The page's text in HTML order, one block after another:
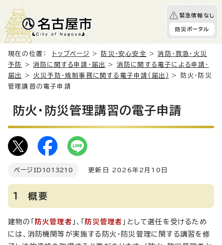
緊急情報なし
防災ポータル
現在の位置： トップページ > 防災・安心安全 >消防・救急・火災
予防
>消防に関する申請・届出 > 消防に関する電子による申請・
届出
> 火災予防・規制事務に関する電子申請（届出）
> 防火・防災
管理講習の電子申請
防火・防災管理講習の電子申請
ページID 1013210 更新日 2026年2月10日
1 概要
建物の「 防火管理者 」、「 防災管理者 」として選任を受けるため
には、消防機関等が実施する防火・防災管理に関する講習を修